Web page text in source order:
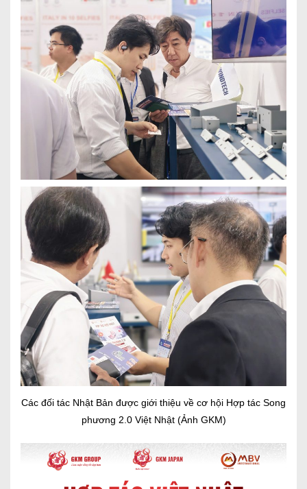
Các đối tác Nhật Bản được giới thiệu về cơ hội Hợp tác Song
phương 2.0 Việt Nhật (Ảnh GKM)